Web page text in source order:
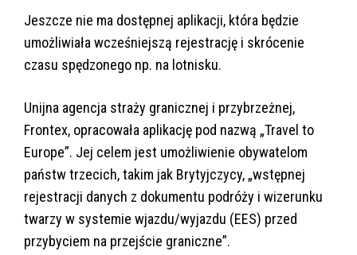
Jeszcze nie ma dostępnej aplikacji, która będzie
umożliwiała wcześniejszą rejestrację i skrócenie
czasu spędzonego np. na lotnisku.
Unijna agencja straży granicznej i przybrzeżnej,
Frontex, opracowała aplikację pod nazwą „Travel to
Europe”. Jej celem jest umożliwienie obywatelom
państw trzecich, takim jak Brytyjczycy, „wstępnej
rejestracji danych z dokumentu podróży i wizerunku
twarzy w systemie wjazdu/wyjazdu (EES) przed
przybyciem na przejście graniczne”.